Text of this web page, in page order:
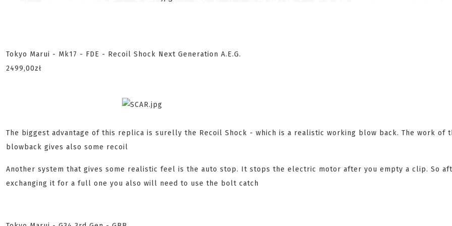
Tokyo Marui - Mk17 - FDE - Recoil Shock Next Generation A.E.G.
2499,00zł
The biggest advantage of this replica is surelly the Recoil Shock - which is a realistic working blow back. The work of
blowback gives also some recoil
Another system that gives some realistic feel is the auto stop. It stops the electric motor after you empty a clip. So
exchanging it for a full one you also will need to use the bolt catch